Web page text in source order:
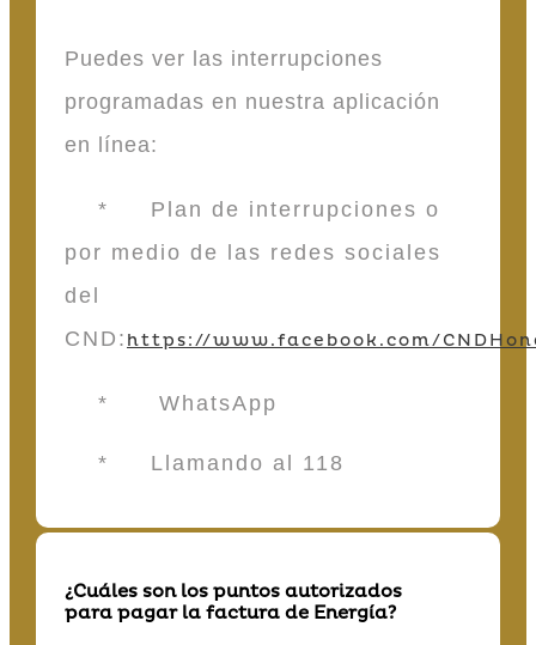
Puedes ver las interrupciones
programadas en nuestra aplicación
en línea:
* Plan de interrupciones o
por medio de las redes sociales
del
CND: https://www.facebook.com/
* WhatsApp
* Llamando al 118
¿Cuáles son los puntos autorizados
para pagar la factura de Energía?